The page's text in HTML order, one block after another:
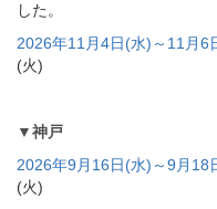
した。
2026年11月4日(水)～11月6
(火)
▼神戸
2026年9月16日(水)～9月18
(火)